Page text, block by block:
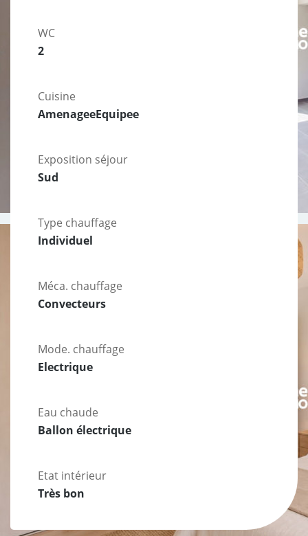
WC
2
Cuisine
AmenageeEquipee
Exposition séjour
Sud
Type chauffage
Individuel
Méca. chauffage
Convecteurs
Mode. chauffage
Electrique
Eau chaude
Ballon électrique
Etat intérieur
Très bon